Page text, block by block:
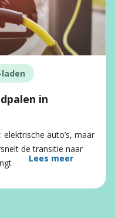
laden
in
auto’s, maar
de transitie naar
Lees meer